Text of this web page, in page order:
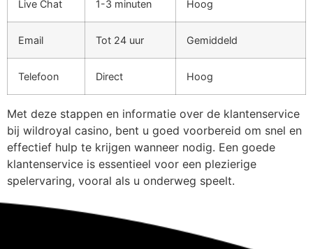
Live Chat 1-3 minuten Hoog
Email Tot 24 uur Gemiddeld
Telefoon Direct Hoog
Met deze stappen en informatie over de klantenservice
bij wildroyal casino, bent u goed voorbereid om snel en
effectief hulp te krijgen wanneer nodig. Een goede
klantenservice is essentieel voor een plezierige
spelervaring, vooral als u onderweg speelt.